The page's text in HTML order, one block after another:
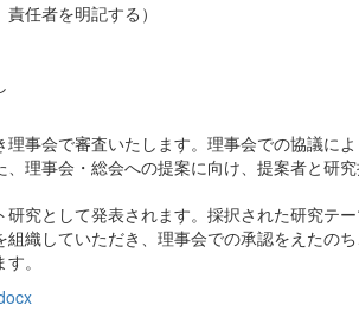
任者を明記する）
事会で審査いたします。理事会での協議に
理事会・総会への提案に向け、提案者と研
究として発表されます。採択された研究テ
織していただき、理事会での承認をえたの
。